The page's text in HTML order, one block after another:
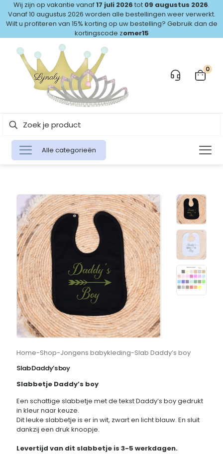
Wij zijn op vakantie vanaf17 juli 2026 tot 09 augustus 2026.
Vanaf 10 augustus 2026 worden alle bestellingen weer verwerkt.
Wilt u profiteren van 15% korting op uw bestelling? Gebruik dan de
kortingscode zomer15
0
Alle categorieën
Home-Shop-Jongens babykleding-Slab Daddy’s boy
Slab Daddy’s boy
Slabbetje Daddy’s boy
Een schattige slabbetje met de tekst Daddy’s boy gedrukt
in kleur naar keuze.
Dit leuke slabbetje is er in wit, zwart en licht blauw. En sluit
dankzij een druk knoopje.
Levertijd van dit slabbetje is 3-5 werkdagen.